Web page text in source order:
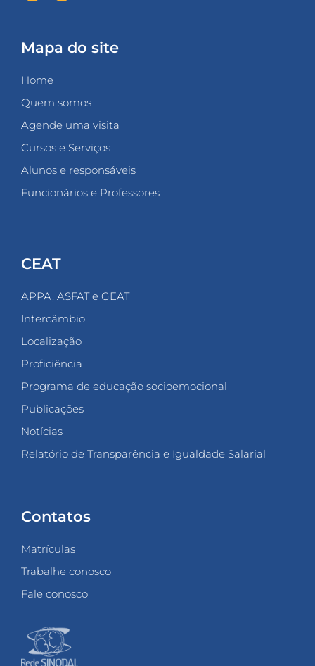
Mapa do site
Home
Quem somos
Agende uma visita
Cursos e Serviços
Alunos e responsáveis
Funcionários e Professores
CEAT
APPA, ASFAT e GEAT
Intercâmbio
Localização
Proficiência
Programa de educação socioemocional
Publicações
Notícias
Relatório de Transparência e Igualdade Salarial
Contatos
Matrículas
Trabalhe conosco
Fale conosco